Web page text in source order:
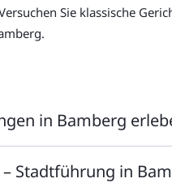
Sie klassische
in Bamberg
Stadtführung in